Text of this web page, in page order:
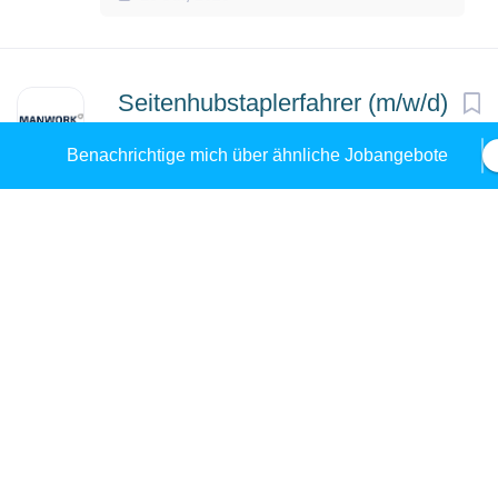
Seitenhubstaplerfahrer (m/w/d)
Benachrichtige mich über ähnliche Jobangebote